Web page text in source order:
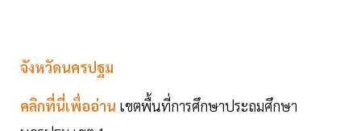
จังหวัดนครปฐม
คลิกที่นี่เพื่ออ่าน เขตพื้นที่การศึกษาประถมศึกษา